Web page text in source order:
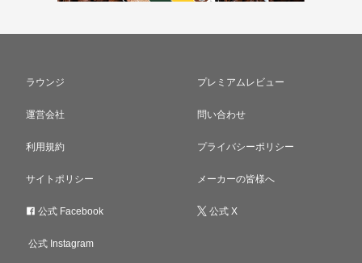
ラウンジ プレミアムレビュー
運営会社 問い合わせ
利用規約 プライバシーポリシー
サイトポリシー メーカーの皆様へ
公式 Facebook 公式 X
公式 Instagram